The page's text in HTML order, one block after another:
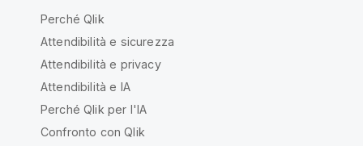
Perché Qlik
Attendibilità e sicurezza
Attendibilità e privacy
Attendibilità e IA
Perché Qlik per l'IA
Confronto con Qlik